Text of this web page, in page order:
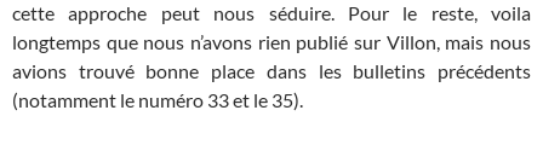
cette approche peut nous séduire. Pour le reste, voila
longtemps que nous n’avons rien publié sur Villon, mais nous
avions trouvé bonne place dans les bulletins précédents
(notamment le numéro 33 et le 35).